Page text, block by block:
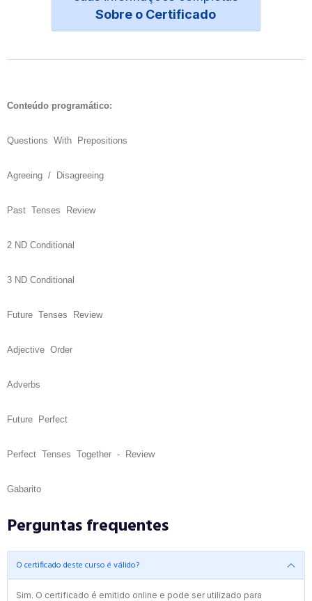
Sobre o Certificado
Conteúdo programático:
Questions With Prepositions
Agreeing / Disagreeing
Past Tenses Review
2 ND Conditional
3 ND Conditional
Future Tenses Review
Adjective Order
Adverbs
Future Perfect
Perfect Tenses Together - Review
Gabarito
Perguntas frequentes
O certificado deste curso é válido?
Sim. O certificado é emitido online e pode ser utilizado para